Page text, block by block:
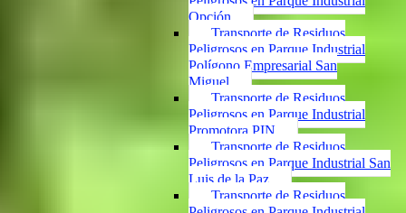
Opción
Transporte de Residuos
Peligrosos en Parque Industrial
Polígono Empresarial San
Miguel
Transporte de Residuos
Peligrosos en Parque Industrial
Promotora PIN
Transporte de Residuos
Peligrosos en Parque Industrial San
Luis de la Paz
Transporte de Residuos